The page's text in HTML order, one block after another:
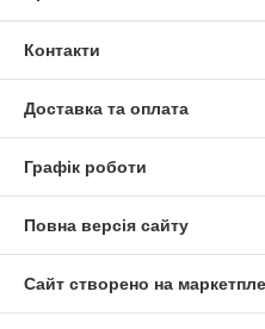
Контакти
Доставка та оплата
Графік роботи
Повна версія сайту
Сайт створено на